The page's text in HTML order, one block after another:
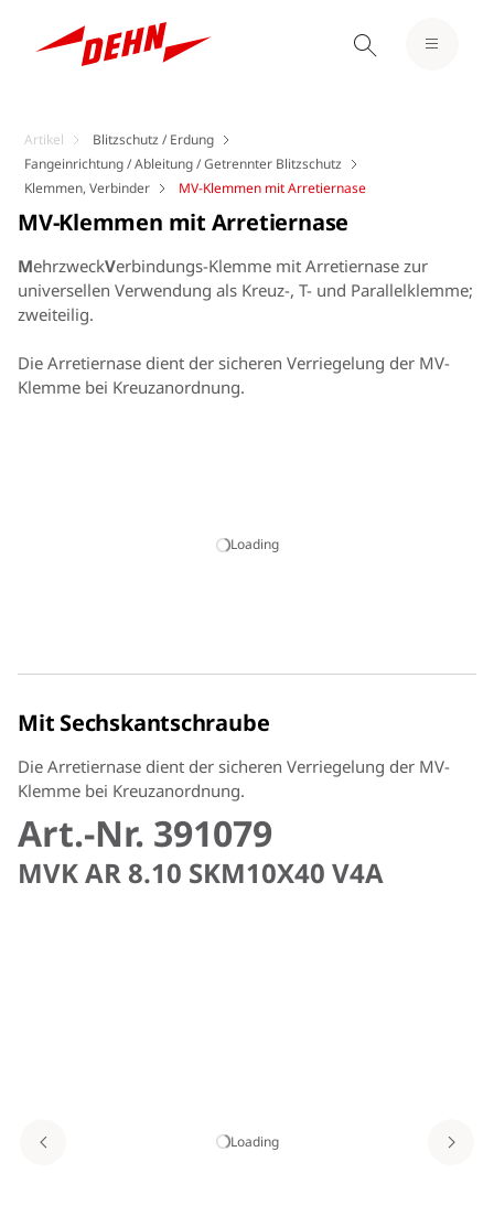
Artikel
Blitzschutz / Erdung
Fangeinrichtung / Ableitung / Getrennter Blitzschutz
Klemmen, Verbinder
MV-Klemmen mit Arretiernase
Loading
MV-Klemmen mit Arretiernase
MehrzweckVerbindungs-Klemme mit Arretiernase zur
universellen Verwendung als Kreuz-, T- und Parallelklemme;
zweiteilig.
Die Arretiernase dient der sicheren Verriegelung der MV-
Klemme bei Kreuzanordnung.
Mit Sechskantschraube
Die Arretiernase dient der sicheren Verriegelung der MV-
Klemme bei Kreuzanordnung.
Art.-Nr. 391079
MVK AR 8.10 SKM10X40 V4A
Loading